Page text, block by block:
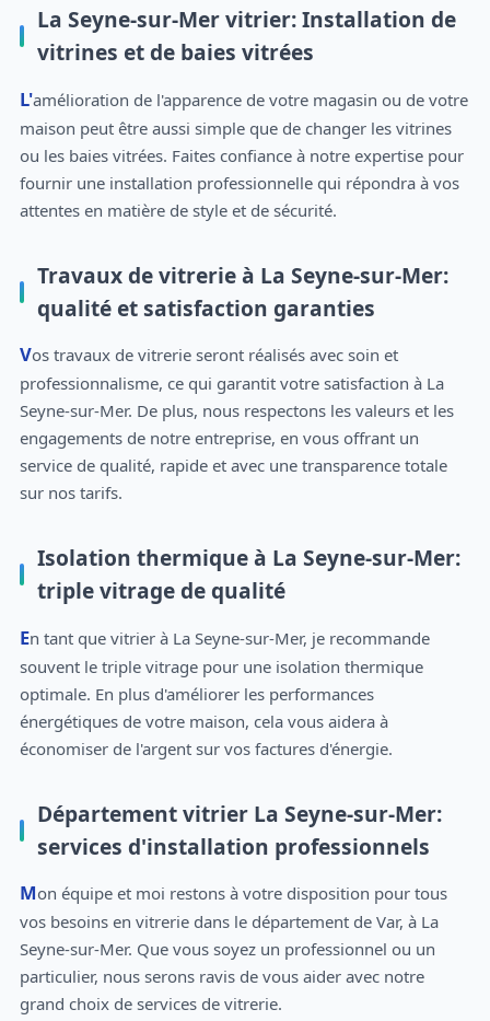
La Seyne-sur-Mer vitrier: Installation de
vitrines et de baies vitrées
L'amélioration de l'apparence de votre magasin ou de votre
maison peut être aussi simple que de changer les vitrines
ou les baies vitrées. Faites confiance à notre expertise pour
fournir une installation professionnelle qui répondra à vos
attentes en matière de style et de sécurité.
Travaux de vitrerie à La Seyne-sur-Mer:
qualité et satisfaction garanties
Vos travaux de vitrerie seront réalisés avec soin et
professionnalisme, ce qui garantit votre satisfaction à La
Seyne-sur-Mer. De plus, nous respectons les valeurs et les
engagements de notre entreprise, en vous offrant un
service de qualité, rapide et avec une transparence totale
sur nos tarifs.
Isolation thermique à La Seyne-sur-Mer:
triple vitrage de qualité
En tant que vitrier à La Seyne-sur-Mer, je recommande
souvent le triple vitrage pour une isolation thermique
optimale. En plus d'améliorer les performances
énergétiques de votre maison, cela vous aidera à
économiser de l'argent sur vos factures d'énergie.
Département vitrier La Seyne-sur-Mer:
services d'installation professionnels
Mon équipe et moi restons à votre disposition pour tous
vos besoins en vitrerie dans le département de Var, à La
Seyne-sur-Mer. Que vous soyez un professionnel ou un
particulier, nous serons ravis de vous aider avec notre
grand choix de services de vitrerie.